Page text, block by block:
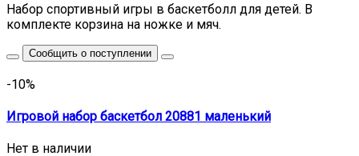
Набор спортивный игры в баскетболл для детей. В
комплекте корзина на ножке и мяч.
Сообщить о поступлении
-10%
Игровой набор баскетбол 20881 маленький
Нет в наличии